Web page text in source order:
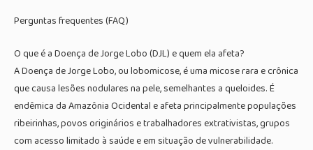
Perguntas frequentes (FAQ)
O que é a Doença de Jorge Lobo (DJL) e quem ela afeta?
A Doença de Jorge Lobo, ou lobomicose, é uma micose rara e crônica
que causa lesões nodulares na pele, semelhantes a queloides. É
endêmica da Amazônia Ocidental e afeta principalmente populações
ribeirinhas, povos originários e trabalhadores extrativistas, grupos
com acesso limitado à saúde e em situação de vulnerabilidade.